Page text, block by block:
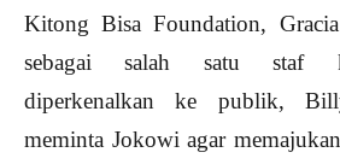
Kitong Bisa Foundation,
sebagai salah satu staf
diperkenalkan ke publik,
meminta Jokowi agar